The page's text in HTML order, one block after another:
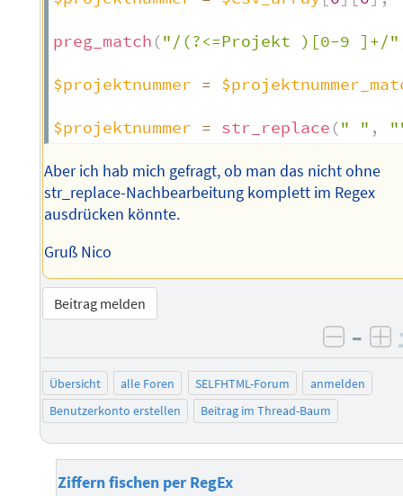
preg_match ("/(?<=Projekt )[0-9 ]+/"
$projektnummer =
$projektnummer = str_replace (" " ,
Aber ich hab mich gefragt, ob man das nicht ohne
str_replace-Nachbearbeitung komplett im Regex
ausdrücken könnte.
Gruß Nico
Beitrag melden
–
Übersicht alle Foren SELFHTML-Forum
anmelden
Benutzerkonto erstellen
Beitrag im Thread-Baum
Ziffern fischen per RegEx